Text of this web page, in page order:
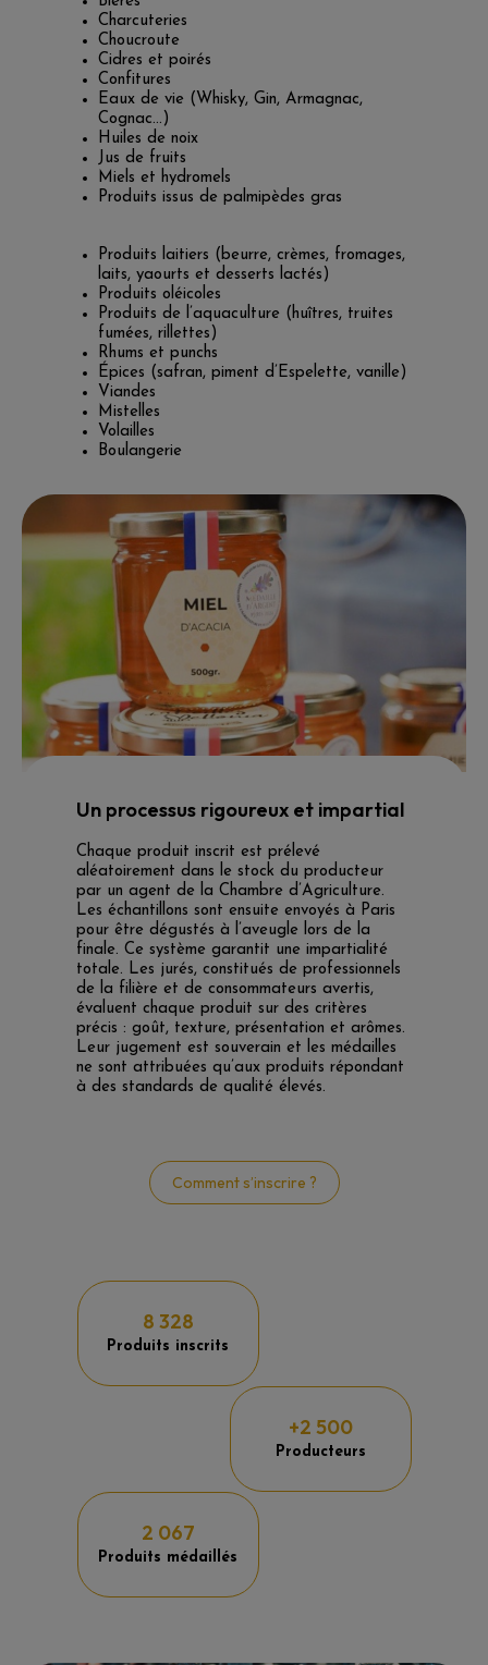
Charcuteries
Choucroute
Cidres et poirés
Confitures
Eaux de vie (Whisky, Gin, Armagnac,
Cognac…)
Huiles de noix
Jus de fruits
Miels et hydromels
Produits issus de palmipèdes gras
Produits laitiers (beurre, crèmes, fromages,
laits, yaourts et desserts lactés)
Produits oléicoles
Produits de l’aquaculture (huîtres, truites
fumées, rillettes)
Rhums et punchs
Épices (safran, piment d’Espelette, vanille)
Viandes
Mistelles
Volailles
Boulangerie
Un processus rigoureux et impartial
Chaque produit inscrit est prélevé
aléatoirement dans le stock du producteur
par un agent de la Chambre d’Agriculture.
Les échantillons sont ensuite envoyés à Paris
pour être dégustés à l’aveugle lors de la
finale. Ce système garantit une impartialité
totale. Les jurés, constitués de professionnels
de la filière et de consommateurs avertis,
évaluent chaque produit sur des critères
précis : goût, texture, présentation et arômes.
Leur jugement est souverain et les médailles
ne sont attribuées qu’aux produits répondant
à des standards de qualité élevés.
Comment s’inscrire ?
8 328
Produits inscrits
+2 500
Producteurs
2 067
Produits médaillés